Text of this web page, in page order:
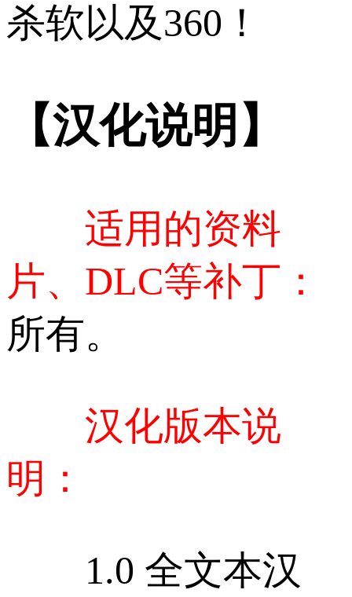
杀软以及360！
【汉化说明】
适用的资料
片、DLC等补丁：
所有。
汉化版本说
明：
1.0 全文本汉